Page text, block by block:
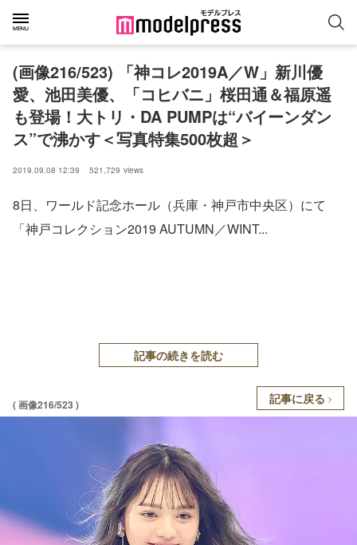
(画像216/523) 「神コレ2019A／W」新川優
愛、池田美優、「コヒバニ」桜田通＆福原遥
も登場！大トリ・DA PUMPは“バイーンダン
ス”で沸かす＜写真特集500枚超＞
2019.09.08 12:39 521,729 views
8日、ワールド記念ホール（兵庫・神戸市中央区）にて
「神戸コレクション2019 AUTUMN／WINT...
記事の続きを読む
( 画像216/523 ) 記事に戻る